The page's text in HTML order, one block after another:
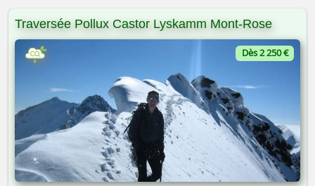
Traversée Pollux Castor Lyskamm Mont-Rose
Dès 2 250 €